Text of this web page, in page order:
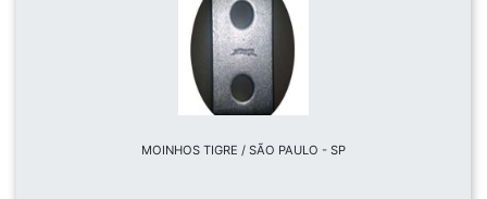
MOINHOS TIGRE / SÃO PAULO - SP